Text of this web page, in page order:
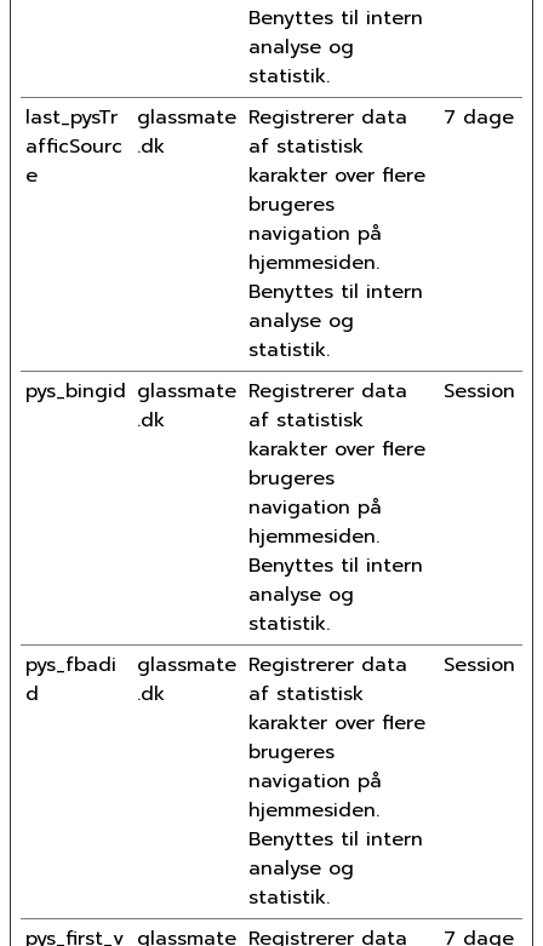
Benyttes til intern
analyse og
statistik.
last_pysTr
afficSourc
e
glassmate
.dk
Registrerer data
af statistisk
karakter over flere
brugeres
navigation på
hjemmesiden.
Benyttes til intern
analyse og
statistik.
7 dage
pys_bingid glassmate
.dk
Registrerer data
af statistisk
karakter over flere
brugeres
navigation på
hjemmesiden.
Benyttes til intern
analyse og
statistik.
Session
pys_fbadi
d
glassmate
.dk
Registrerer data
af statistisk
karakter over flere
brugeres
navigation på
hjemmesiden.
Benyttes til intern
analyse og
statistik.
Session
pys_first_v glassmate Registrerer data
7 dage